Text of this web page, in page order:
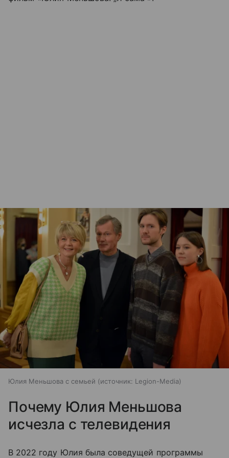
Юлия Меньшова с семьей источник: Legion-Media
Почему Юлия Меньшова
исчезла с телевидения
В 2022 году Юлия была соведущей программы